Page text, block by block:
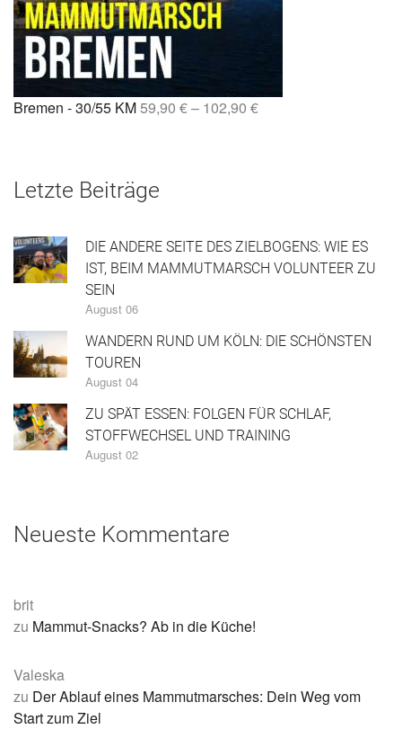
Bremen - 30/55 KM59,90 €– 102,90 €
Letzte Beiträge
DIE ANDERE SEITE DES ZIELBOGENS: WIE ES
IST, BEIM MAMMUTMARSCH VOLUNTEER ZU
SEIN
August 06
WANDERN RUND UM KÖLN: DIE SCHÖNSTEN
TOUREN
August 04
ZU SPÄT ESSEN: FOLGEN FÜR SCHLAF,
STOFFWECHSEL UND TRAINING
August 02
Neueste Kommentare
brit
zu Mammut-Snacks? Ab in die Küche!
Valeska
zu Der Ablauf eines Mammutmarsches: Dein Weg vom
Start zum Ziel